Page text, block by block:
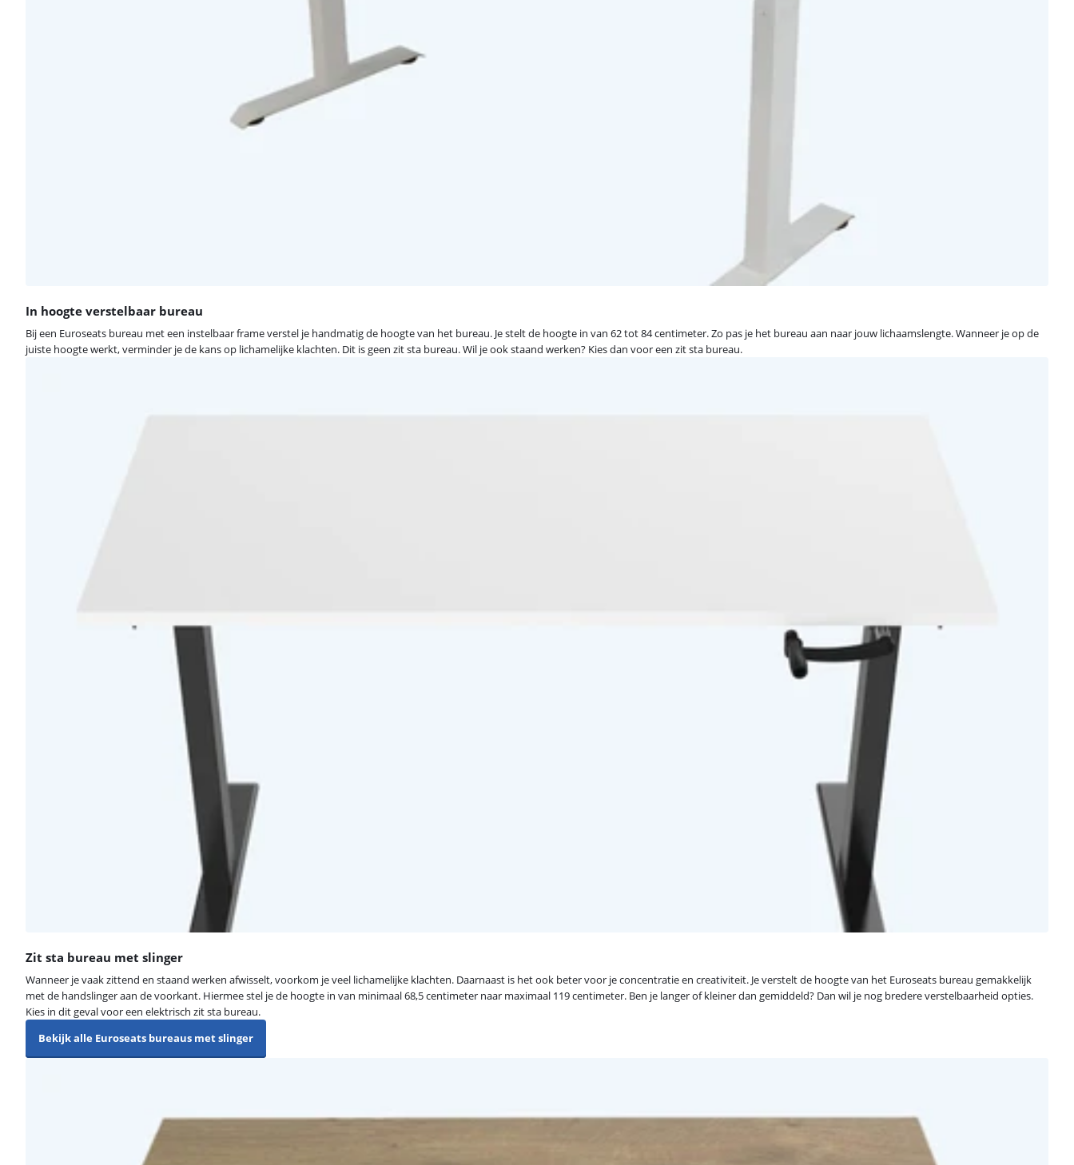
In hoogte verstelbaar bureau
Bij een Euroseats bureau met een instelbaar frame verstel je handmatig de hoogte van het bureau. Je stelt de hoogte in van 62 tot 84 centimeter. Zo pas je het bureau aan naar jouw lichaamslengte. Wanneer je op de
juiste hoogte werkt, verminder je de kans op lichamelijke klachten. Dit is geen zit sta bureau. Wil je ook staand werken? Kies dan voor een zit sta bureau.
Zit sta bureau met slinger
Wanneer je vaak zittend en staand werken afwisselt, voorkom je veel lichamelijke klachten. Daarnaast is het ook beter voor je concentratie en creativiteit. Je verstelt de hoogte van het Euroseats bureau gemakkelijk
met de handslinger aan de voorkant. Hiermee stel je de hoogte in van minimaal 68,5 centimeter naar maximaal 119 centimeter. Ben je langer of kleiner dan gemiddeld? Dan wil je nog bredere verstelbaarheid opties.
Kies in dit geval voor een elektrisch zit sta bureau.
Bekijk alle Euroseats bureaus met slinger